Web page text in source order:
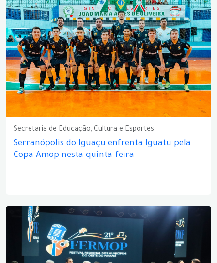
Secretaria de Educação, Cultura e Esportes
Serranópolis do Iguaçu enfrenta Iguatu pela
Copa Amop nesta quinta-feira